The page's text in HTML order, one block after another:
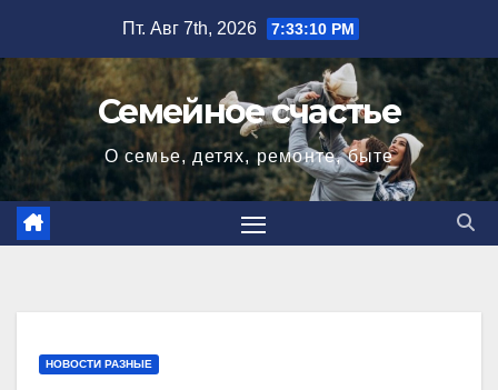
содержимому
Пт. Авг 7th, 2026 7:33:11 PM
Семейное счастье
О семье, детях, ремонте, быте
НОВОСТИ РАЗНЫЕ